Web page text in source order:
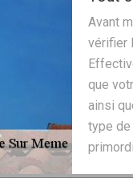
Avant
vérifier
que
ainsi
type de